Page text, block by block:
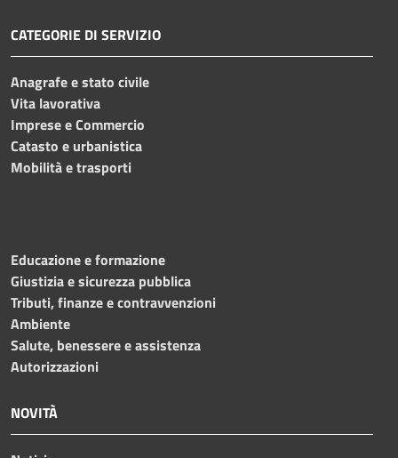
CATEGORIE DI SERVIZIO
Anagrafe e stato civile
Vita lavorativa
Imprese e Commercio
Catasto e urbanistica
Mobilità e trasporti
Educazione e formazione
Giustizia e sicurezza pubblica
Tributi, finanze e contravvenzioni
Ambiente
Salute, benessere e assistenza
Autorizzazioni
NOVITÀ